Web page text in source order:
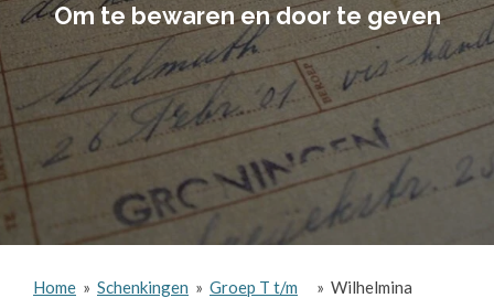
Om te bewaren en door te geven
Home » Schenkingen » Groep T t/m
» Wilhelmina